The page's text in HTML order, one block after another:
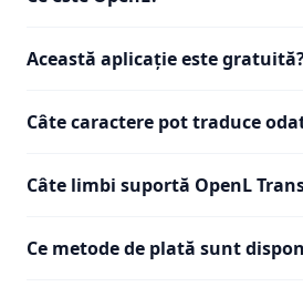
Această aplicație este
Câte caractere pot traduce
Câte limbi suportă OpenL
Ce metode de plată sunt